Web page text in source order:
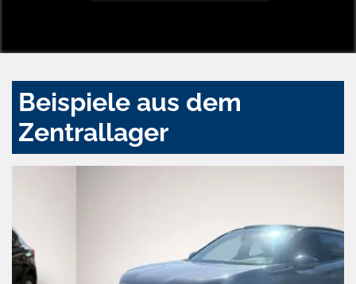
Beispiele aus dem
Zentrallager